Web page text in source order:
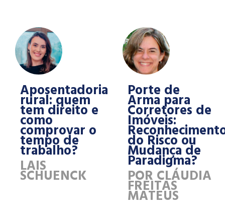
Aposentadoria
rural: quem
tem direito e
como
comprovar o
tempo de
trabalho?
LAIS
SCHUENCK
Porte de
Arma para
Corretores de
Imóveis:
do Risco ou
Mudança de
Paradigma?
POR CLÁUDIA
FREITAS
MATEUS